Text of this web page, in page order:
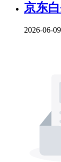
京东
2026-06-09